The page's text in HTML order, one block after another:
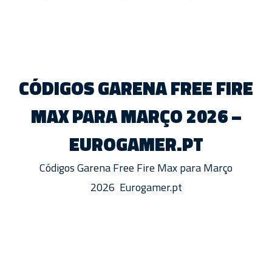
CÓDIGOS GARENA FREE FIRE
MAX PARA MARÇO 2026 –
EUROGAMER.PT
Códigos Garena Free Fire Max para Março
2026 Eurogamer.pt